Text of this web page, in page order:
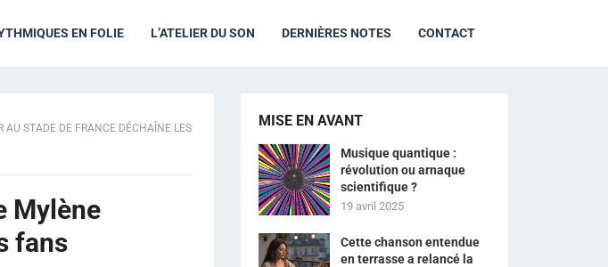
EN FOLIE L’ATELIER DU SON DERNIÈRES NOTES CONTACT
AU STADE DE FRANCE DÉCHAÎNE LES
Mylène
fans
MISE EN AVANT
Musique quantique :
révolution ou arnaque
scientifique ?
19 avril 2025
Cette chanson entendue
en terrasse a relancé la